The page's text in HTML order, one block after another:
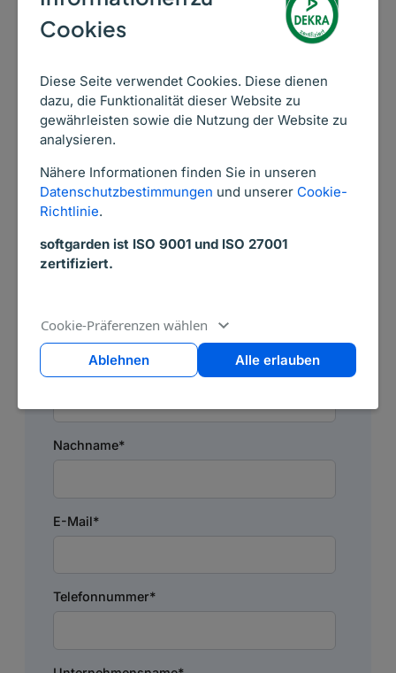
Cookies
Diese Seite verwendet Cookies. Diese dienen
dazu, die Funktionalität dieser Website zu
gewährleisten sowie die Nutzung der Website zu
analysieren.
Nähere Informationen finden Sie in unseren
Datenschutzbestimmungen und unserer Cookie-
Richtlinie.
softgarden ist ISO 9001 und ISO 27001
zertifiziert.
Cookie-Präferenzen wählen
Ablehnen Alle erlauben
Erwartungen an Arbeitgeber aktuell
sind. Menschen mit einfacher
langfristiger Sicherheit, während
Akademiker stärker auf
Entwicklungschancen blicken.
Ältere wünschen sich vor allem
Verlässlichkeit.
Jetzt kostenlos downloaden
Vorname*
Nachname*
E-Mail*
Telefonnummer*